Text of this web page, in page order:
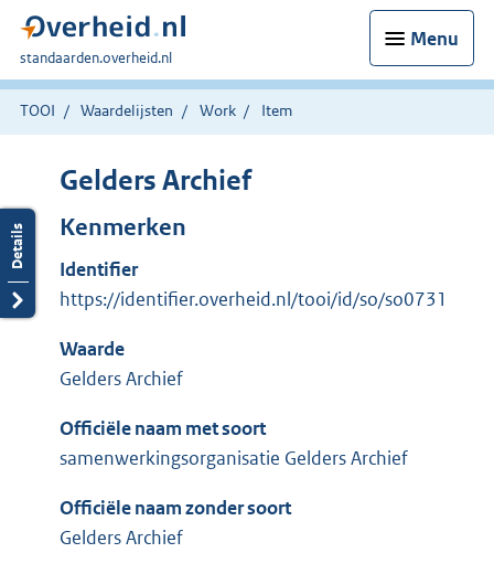
Menu
U
bent
hier:
standaarden.overheid.nl
TOOI Waardelijsten Work Item
Gelders Archief
Kenmerken
Identifier
https://identifier.overheid.nl/tooi/id/so/so0731
Waarde
Gelders Archief
Officiële naam met soort
samenwerkingsorganisatie Gelders Archief
Officiële naam zonder soort
Gelders Archief